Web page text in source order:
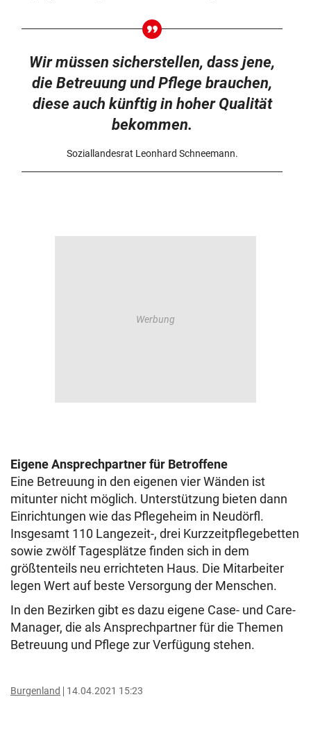
Wir müssen sicherstellen, dass jene,
die Betreuung und Pflege brauchen,
diese auch künftig in hoher Qualität
bekommen.
Soziallandesrat Leonhard Schneemann.
Eigene Ansprechpartner für Betroffene
Eine Betreuung in den eigenen vier Wänden ist
mitunter nicht möglich. Unterstützung bieten dann
Einrichtungen wie das Pflegeheim in Neudörfl.
Insgesamt 110 Langezeit-, drei Kurzzeitpflegebetten
sowie zwölf Tagesplätze finden sich in dem
größtenteils neu errichteten Haus. Die Mitarbeiter
legen Wert auf beste Versorgung der Menschen.
In den Bezirken gibt es dazu eigene Case- und Care-
Manager, die als Ansprechpartner für die Themen
Betreuung und Pflege zur Verfügung stehen.
Burgenland 14.04.2021 15:23